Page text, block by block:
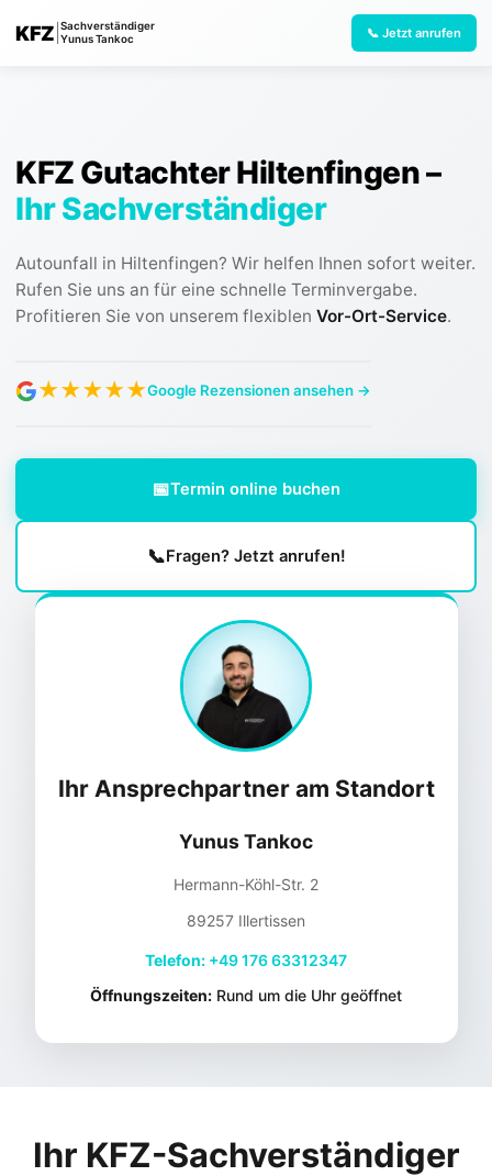
KFZ Sachverständiger
Yunus Tankoc
📞 Jetzt anrufen
KFZ Gutachter Hiltenfingen–
Ihr Sachverständiger
Autounfall in Hiltenfingen? Wir helfen Ihnen sofort weiter.
Rufen Sie uns an für eine schnelle Terminvergabe.
Profitieren Sie von unserem flexiblen Vor-Ort-Service.
★★★★★Google Rezensionen ansehen →
📅Termin online buchen
📞Fragen? Jetzt anrufen!
Ihr Ansprechpartner am Standort
Yunus Tankoc
Hermann-Köhl-Str. 2
89257 Illertissen
Telefon: +49 176 63312347
Öffnungszeiten: Rund um die Uhr geöffnet
Ihr KFZ-Sachverständiger